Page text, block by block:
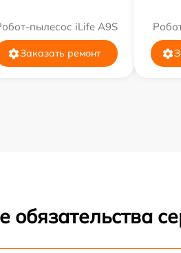
пылесос iLife A9S
Заказать ремонт
обязательства